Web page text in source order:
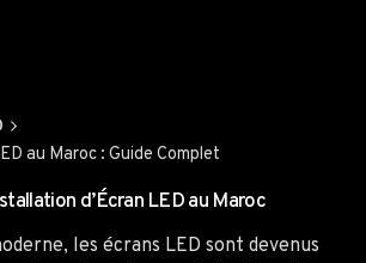
au Maroc : Guide Complet
d’Écran LED au Maroc
les écrans LED sont devenus